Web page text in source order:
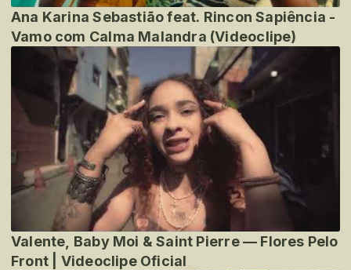
Ana Karina Sebastião feat. Rincon Sapiência -
Vamo com Calma Malandra (Videoclipe)
Valente, Baby Moi & Saint Pierre — Flores Pelo
Front | Videoclipe Oficial